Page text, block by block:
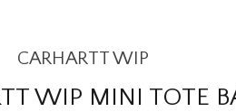
CARHARTT WIP
WIP MINI TOTE